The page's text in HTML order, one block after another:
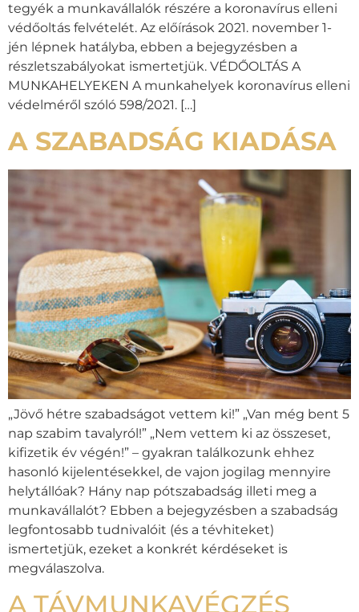
tegyék a munkavállalók részére a koronavírus elleni
védőoltás felvételét. Az előírások 2021. november 1-
jén lépnek hatályba, ebben a bejegyzésben a
részletszabályokat ismertetjük. VÉDŐOLTÁS A
MUNKAHELYEKEN A munkahelyek koronavírus elleni
védelméről szóló 598/2021. […]
A SZABADSÁG KIADÁSA
„Jövő hétre szabadságot vettem ki!” „Van még bent 5
nap szabim tavalyról!” „Nem vettem ki az összeset,
kifizetik év végén!” – gyakran találkozunk ehhez
hasonló kijelentésekkel, de vajon jogilag mennyire
helytállóak? Hány nap pótszabadság illeti meg a
munkavállalót? Ebben a bejegyzésben a szabadság
legfontosabb tudnivalóit (és a tévhiteket)
ismertetjük, ezeket a konkrét kérdéseket is
megválaszolva.
A TÁVMUNKAVÉGZÉS